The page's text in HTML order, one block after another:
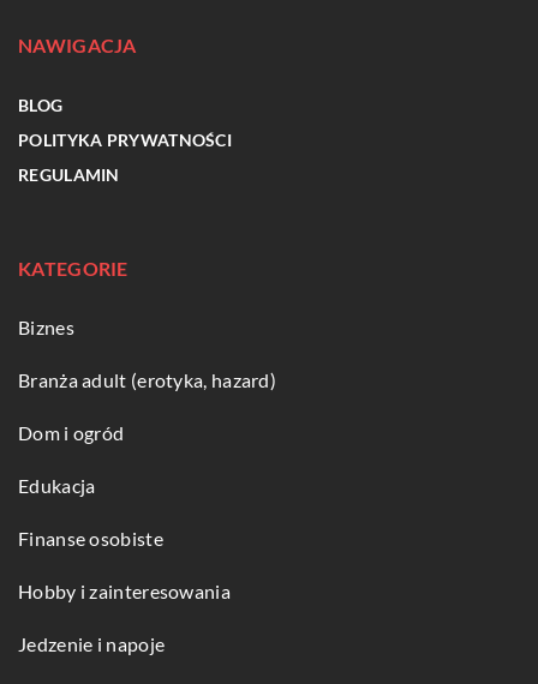
NAWIGACJA
BLOG
POLITYKA PRYWATNOŚCI
REGULAMIN
KATEGORIE
Biznes
Branża adult (erotyka, hazard)
Dom i ogród
Edukacja
Finanse osobiste
Hobby i zainteresowania
Jedzenie i napoje